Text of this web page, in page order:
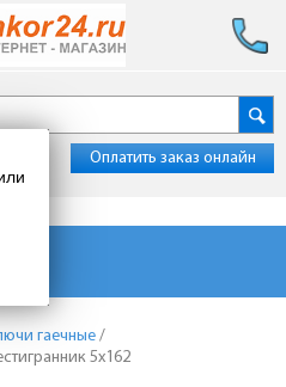
Оплатить заказ онлайн
гаечные /
5х162